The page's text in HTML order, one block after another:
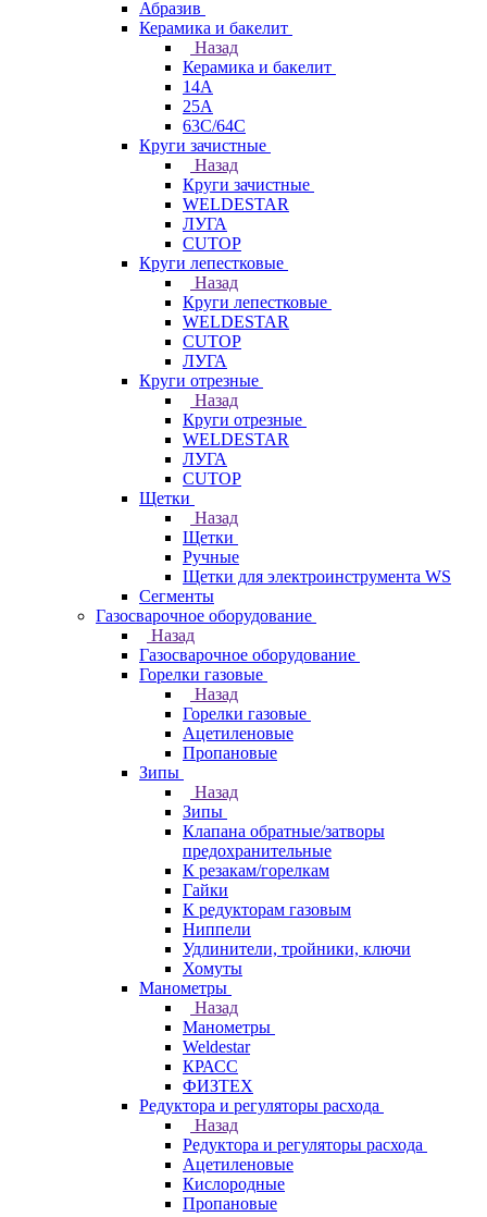
Абразив
Керамика и бакелит
Назад
Керамика и бакелит
14А
25А
63С/64С
Круги зачистные
Назад
Круги зачистные
WELDESTAR
ЛУГА
CUTOP
Круги лепестковые
Назад
Круги лепестковые
WELDESTAR
CUTOP
ЛУГА
Круги отрезные
Назад
Круги отрезные
WELDESTAR
ЛУГА
CUTOP
Щетки
Назад
Щетки
Ручные
Щетки для электроинструмента WS
Сегменты
Газосварочное оборудование
Назад
Газосварочное оборудование
Горелки газовые
Назад
Горелки газовые
Ацетиленовые
Пропановые
Зипы
Назад
Зипы
Клапана обратные/затворы
предохранительные
К резакам/горелкам
Гайки
К редукторам газовым
Ниппели
Удлинители, тройники, ключи
Хомуты
Манометры
Назад
Манометры
Weldestar
КРАСС
ФИЗТЕХ
Редуктора и регуляторы расхода
Назад
Редуктора и регуляторы расхода
Ацетиленовые
Кислородные
Пропановые